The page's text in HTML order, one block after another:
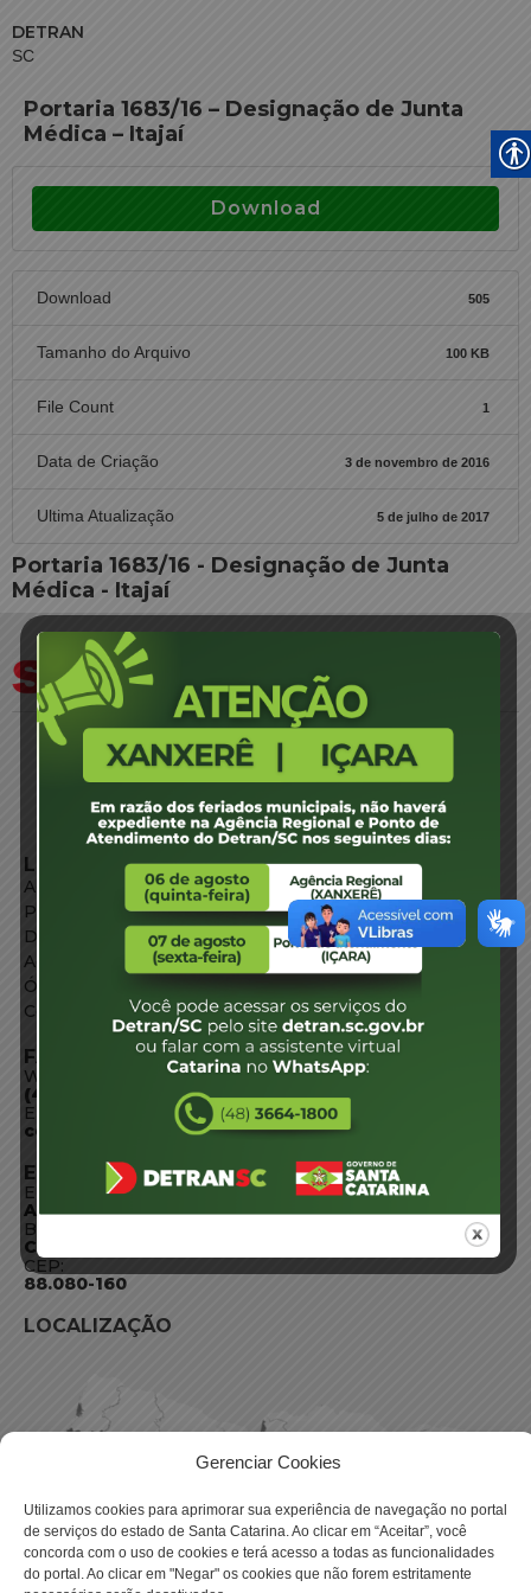
Gerenciar Cookies
Utilizamos cookies para aprimorar sua experiência de navegação no portal
de serviços do estado de Santa Catarina. Ao clicar em “Aceitar”, você
concorda com o uso de cookies e terá acesso a todas as funcionalidades
do portal. Ao clicar em "Negar" os cookies que não forem estritamente
DETRAN
SC
Portaria 1683/16 – Designação de Junta
Médica – Itajaí
Download
Download 505
Tamanho do Arquivo 100 KB
File Count 1
Data de Criação 3 de novembro de 2016
Ultima Atualização 5 de julho de 2017
Portaria 1683/16 - Designação de Junta
Médica - Itajaí
LINKS EXTERNOS
Agência de Notícias
Portal de Serviços
Diário Oficial
Acesso à Informação
Órgãos do Governo
Conheça SC
FALE CONOSCO
WhatsApp:
(48) 3664-1800
E-mail:
centraldeinformacoes@detran.sc.gov.br
ENDEREÇO
Endereço:
Av. Almirante Tamandaré - 480
Bairro:
Coqueiros, Florianópolis SC
CEP:
88.080-160
LOCALIZAÇÃO